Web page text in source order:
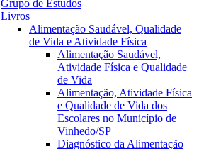
Grupo de Estudos
Livros
Alimentação Saudável, Qualidade
de Vida e Atividade Física
Alimentação Saudável,
Atividade Física e Qualidade
de Vida
Alimentação, Atividade Física
e Qualidade de Vida dos
Escolares no Município de
Vinhedo/SP
Diagnóstico da Alimentação